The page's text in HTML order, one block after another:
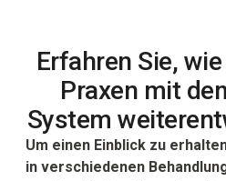
Erfahren Sie,
Praxen mit
System
Um einen Einblick zu
in verschiedenen